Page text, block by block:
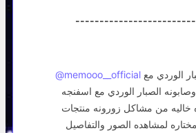
@memooo__official
الصبار الوردي مع اسفنجه
خاليه من مشاكل زورونه منتجات